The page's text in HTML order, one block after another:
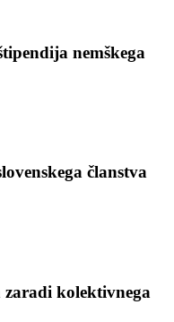
nemškega
članstva
kolektivnega